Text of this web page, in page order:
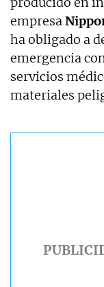
empresa
ha obligado a
emergencia
servicios
materiales